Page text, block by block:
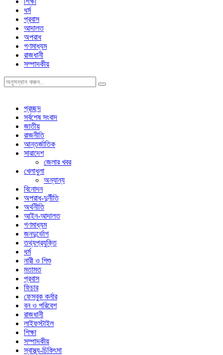
ধর্ম
প্রবাস
আদালত
অপরাধ
গণমাধ্যম
রাজধানী
সম্পাদকীয়
প্রচ্ছদ
সর্বশেষ সংবাদ
জাতীয়
রাজনীতি
আন্তর্জাতিক
সারাদেশ
জেলার খবর
খেলাধুলা
অন্যান্য
বিনোদন
অপরাধ-দুর্নীতি
অর্থনীতি
আইন-আদালত
গণমাধ্যম
জনদুর্ভোগ
তথ্যপ্রযুক্তি
ধর্ম
নারী ও শিশু
মতামত
প্রবাস
ফিচার
ফেসবুক কর্নার
বন ও পরিবেশ
রাজধানী
লাইফস্টাইল
শিক্ষা
সম্পাদকীয়
স্বাস্থ্য-চিকিৎসা